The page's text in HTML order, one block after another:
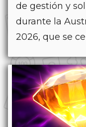
de gestión y
durante la
2026, que se